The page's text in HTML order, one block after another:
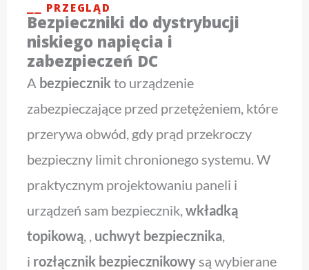
⎯⎯ PRZEGLĄD
Bezpieczniki do dystrybucji
niskiego napięcia i
zabezpieczeń DC
A bezpiecznikto urządzenie
zabezpieczające przed przetężeniem, które
przerywa obwód, gdy prąd przekroczy
bezpieczny limit chronionego systemu. W
praktycznym projektowaniu paneli i
urządzeń sam bezpiecznik, wkładką
topikową, , uchwyt bezpiecznika,
i rozłącznik bezpiecznikowy są wybierane